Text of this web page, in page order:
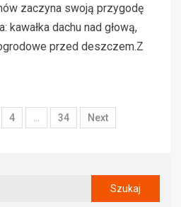
zaczyna swoją przygodę
kawałka dachu nad głową,
przed deszczem.Z
4 34 Next